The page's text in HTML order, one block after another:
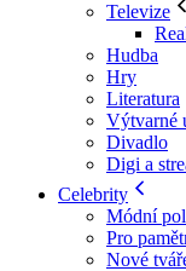
Televize
Hudba
Hry
Literatura
Výtvarné
Divadlo
Digi a
Celebrity
Módní
Pro
Nové